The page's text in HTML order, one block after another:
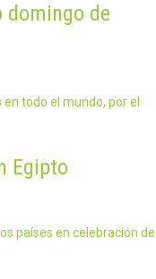
domingo de
todo el mundo, por el
Egipto
países en celebración de